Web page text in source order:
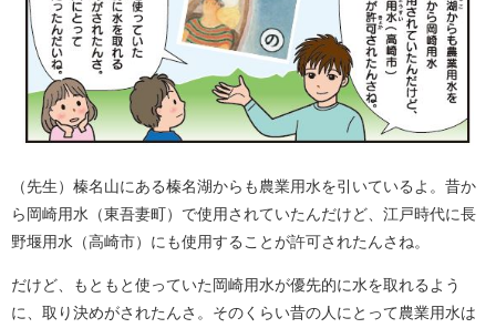
（先生）榛名山にある榛名湖からも農業用水を引いているよ。昔か
ら岡崎用水（東吾妻町）で使用されていたんだけど、江戸時代に長
野堰用水（高崎市）にも使用することが許可されたんさね。
だけど、もともと使っていた岡崎用水が優先的に水を取れるよう
に、取り決めがされたんさ。そのくらい昔の人にとって農業用水は